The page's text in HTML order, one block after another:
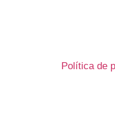
Política de